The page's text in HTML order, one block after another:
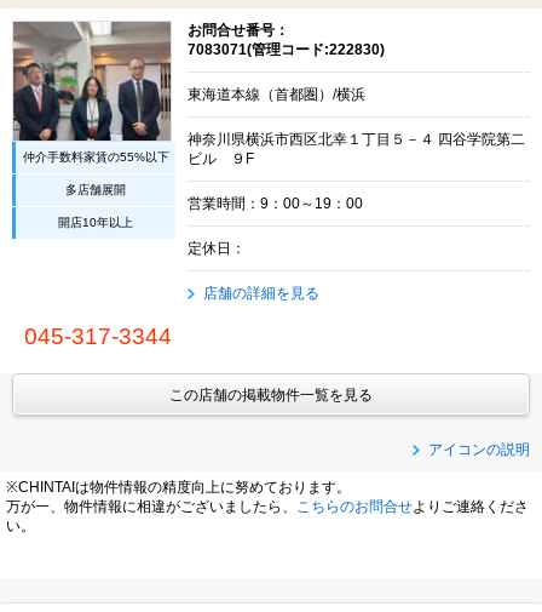
仲介手数料家賃の55%以下
多店舗展開
開店10年以上
お問合せ番号：
7083071(管理コード:222830)
東海道本線（首都圏）/横浜
神奈川県横浜市西区北幸１丁目５－４ 四谷学院第二
ビル ９F
営業時間：9：00～19：00
定休日：
店舗の詳細を見る
045-317-3344
この店舗の掲載物件一覧を見る
アイコンの説明
※CHINTAIは物件情報の精度向上に努めております。
万が一、物件情報に相違がございましたら、
こちらのお問合せよりご連絡くださ
い。